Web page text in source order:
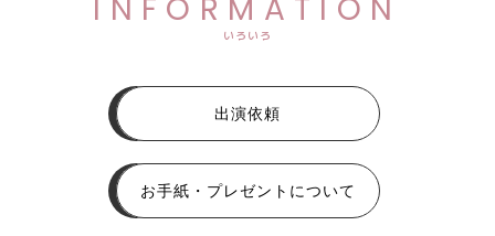
INFORMATION
いろいろ
出演依頼
お手紙・プレゼントについて